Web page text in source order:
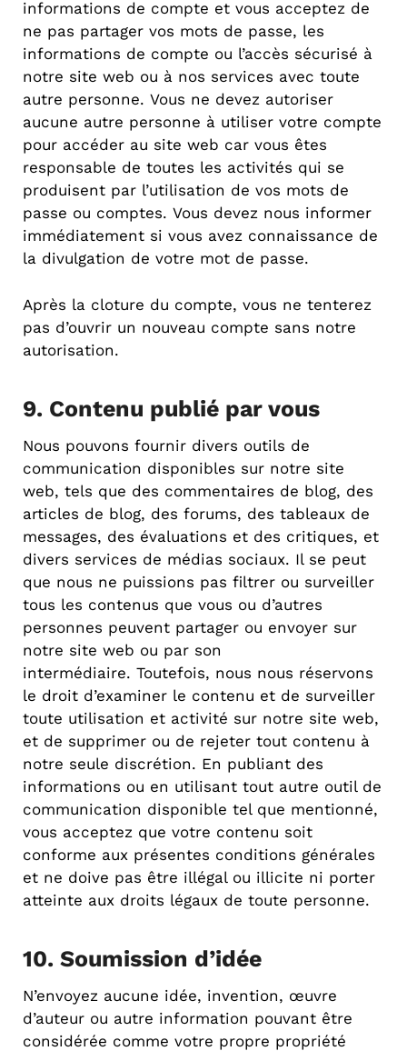
informations de compte et vous acceptez de
ne pas partager vos mots de passe, les
informations de compte ou l’accès sécurisé à
notre site web ou à nos services avec toute
autre personne. Vous ne devez autoriser
aucune autre personne à utiliser votre compte
pour accéder au site web car vous êtes
responsable de toutes les activités qui se
produisent par l’utilisation de vos mots de
passe ou comptes. Vous devez nous informer
immédiatement si vous avez connaissance de
la divulgation de votre mot de passe.
Après la cloture du compte, vous ne tenterez
pas d’ouvrir un nouveau compte sans notre
autorisation.
9. Contenu publié par vous
Nous pouvons fournir divers outils de
communication disponibles sur notre site
web, tels que des commentaires de blog, des
articles de blog, des forums, des tableaux de
messages, des évaluations et des critiques, et
divers services de médias sociaux. Il se peut
que nous ne puissions pas filtrer ou surveiller
tous les contenus que vous ou d’autres
personnes peuvent partager ou envoyer sur
notre site web ou par son
intermédiaire. Toutefois, nous nous réservons
le droit d’examiner le contenu et de surveiller
toute utilisation et activité sur notre site web,
et de supprimer ou de rejeter tout contenu à
notre seule discrétion. En publiant des
informations ou en utilisant tout autre outil de
communication disponible tel que mentionné,
vous acceptez que votre contenu soit
conforme aux présentes conditions générales
et ne doive pas être illégal ou illicite ni porter
atteinte aux droits légaux de toute personne.
10. Soumission d’idée
N’envoyez aucune idée, invention, œuvre
d’auteur ou autre information pouvant être
considérée comme votre propre propriété